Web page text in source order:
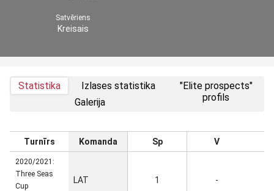
Satvēriens
Kreisais
Statistika
Izlases statistika
Galerija
"Elite prospects"
profils
Turnīrs Komanda Sp V
2020/2021:
Three Seas
Cup
LAT 1 -